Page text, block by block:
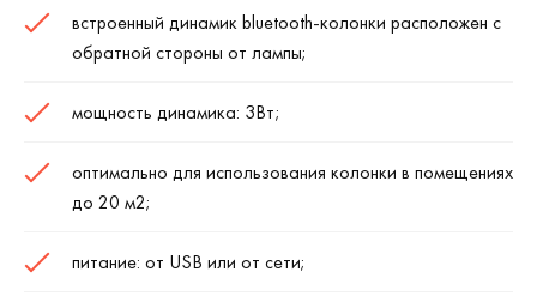
встроенный динамик bluetooth-колонки расположен с
обратной стороны от лампы;
мощность динамика: 3Вт;
оптимально для использования колонки в помещениях
до 20 м2;
питание: от USB или от сети;